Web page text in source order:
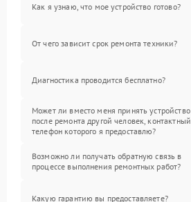
Как я узнаю, что мое устройство готово?
От чего зависит срок ремонта техники?
Диагностика проводится бесплатно?
Может ли вместо меня принять устройство
после ремонта другой человек, контактный
телефон которого я предоставлю?
Возможно ли получать обратную связь в
процессе выполнения ремонтных работ?
Какую гарантию вы предоставляете?